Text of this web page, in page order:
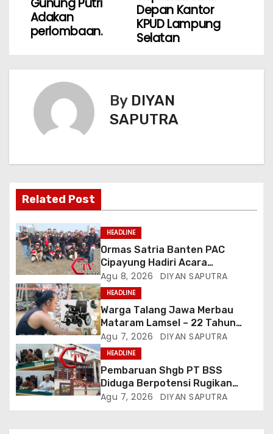
Depan Kantor
KPUD Lampung
Selatan
Adakan
perlombaan.
By DIYAN
SAPUTRA
Related Post
HEADLINE
Ormas Satria Banten PAC
Cipayung Hadiri Acara
Menjelang HUT Ke-81
Kemerdekaan RI Di Silang Monas
Agu 8, 2026 DIYAN SAPUTRA
HEADLINE
Warga Talang Jawa Merbau
Mataram Lamsel – 22 Tahun
Lumpuh Vina Agustina Viral Di
Tiktok Inginkan Kursi Roda
Listrik, Kepala Perwakilan
Provinsi Lampung Media
Cakrawala Tv Meminta Pemda
Lamsel Bertindak
Agu 7, 2026 DIYAN SAPUTRA
HEADLINE
Pembaruan Shgb PT BSS
Diduga Berpotensi Rugikan
Negara, Kementrian ATR/BPN Di
Agu 7, 2026 DIYAN SAPUTRA